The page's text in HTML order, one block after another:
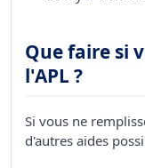
Que faire si
l'APL ?
Si vous ne
d'autres aides